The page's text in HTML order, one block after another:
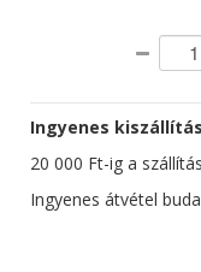
Ingyenes
20 000 Ft-ig a
Ingyenes átvétel